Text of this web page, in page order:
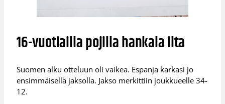
16-vuotiailla pojilla hankala ilta
Suomen alku otteluun oli vaikea. Espanja karkasi jo
ensimmäisellä jaksolla. Jakso merkittiin joukkueelle 34-
12.